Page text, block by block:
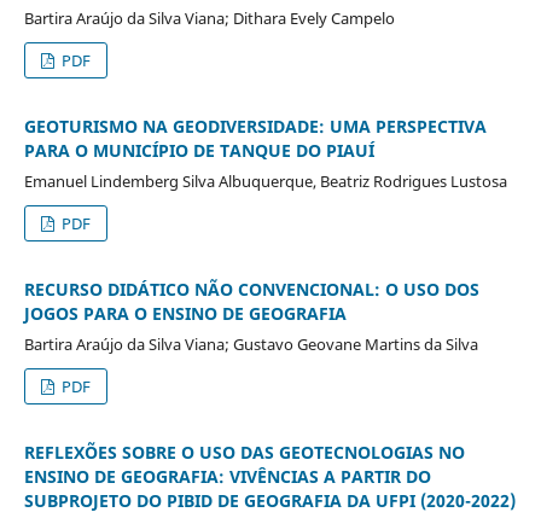
Bartira Araújo da Silva Viana; Dithara Evely Campelo
PDF
GEOTURISMO NA GEODIVERSIDADE: UMA PERSPECTIVA
PARA O MUNICÍPIO DE TANQUE DO PIAUÍ
Emanuel Lindemberg Silva Albuquerque, Beatriz Rodrigues Lustosa
PDF
RECURSO DIDÁTICO NÃO CONVENCIONAL: O USO DOS
JOGOS PARA O ENSINO DE GEOGRAFIA
Bartira Araújo da Silva Viana; Gustavo Geovane Martins da Silva
PDF
REFLEXÕES SOBRE O USO DAS GEOTECNOLOGIAS NO
ENSINO DE GEOGRAFIA: VIVÊNCIAS A PARTIR DO
SUBPROJETO DO PIBID DE GEOGRAFIA DA UFPI (2020-2022)